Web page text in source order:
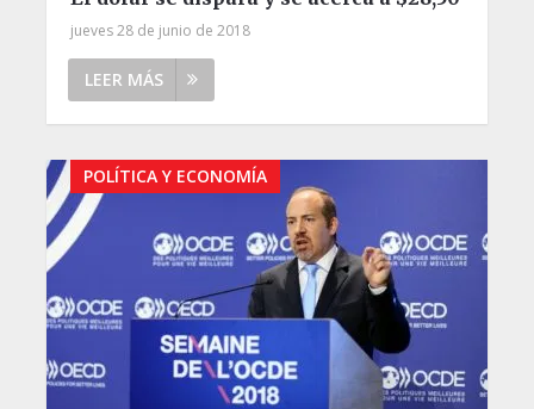
jueves 28 de junio de 2018
LEER MÁS
POLÍTICA Y ECONOMÍA